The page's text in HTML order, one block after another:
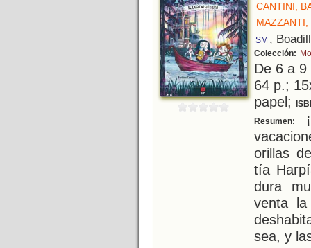
CANTINI,
MAZZANTI,
SM ,
Colección:
De 6 a
64 p.;
papel;
Resumen:
orillas
tía
dura
venta
sea, y